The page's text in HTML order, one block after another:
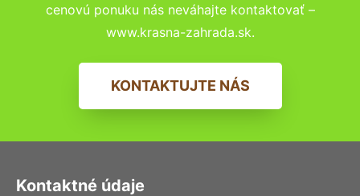
cenovú ponuku nás neváhajte kontaktovať –
www.krasna-zahrada.sk.
KONTAKTUJTE NÁS
Kontaktné údaje